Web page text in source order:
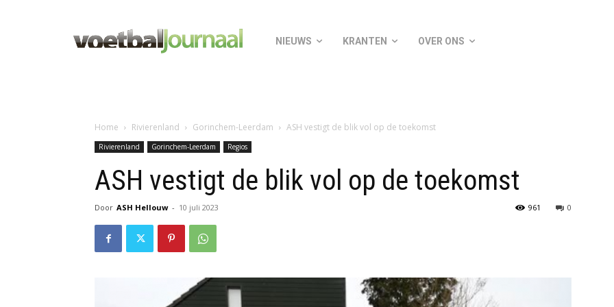
NIEUWS KRANTEN OVER ONS
Home Rivierenland Gorinchem-Leerdam ASH vestigt de blik vol op de toekomst
Rivierenland Gorinchem-Leerdam Regios
ASH vestigt de blik vol op de toekomst
Door ASH Hellouw - 10 juli 2023 0
961